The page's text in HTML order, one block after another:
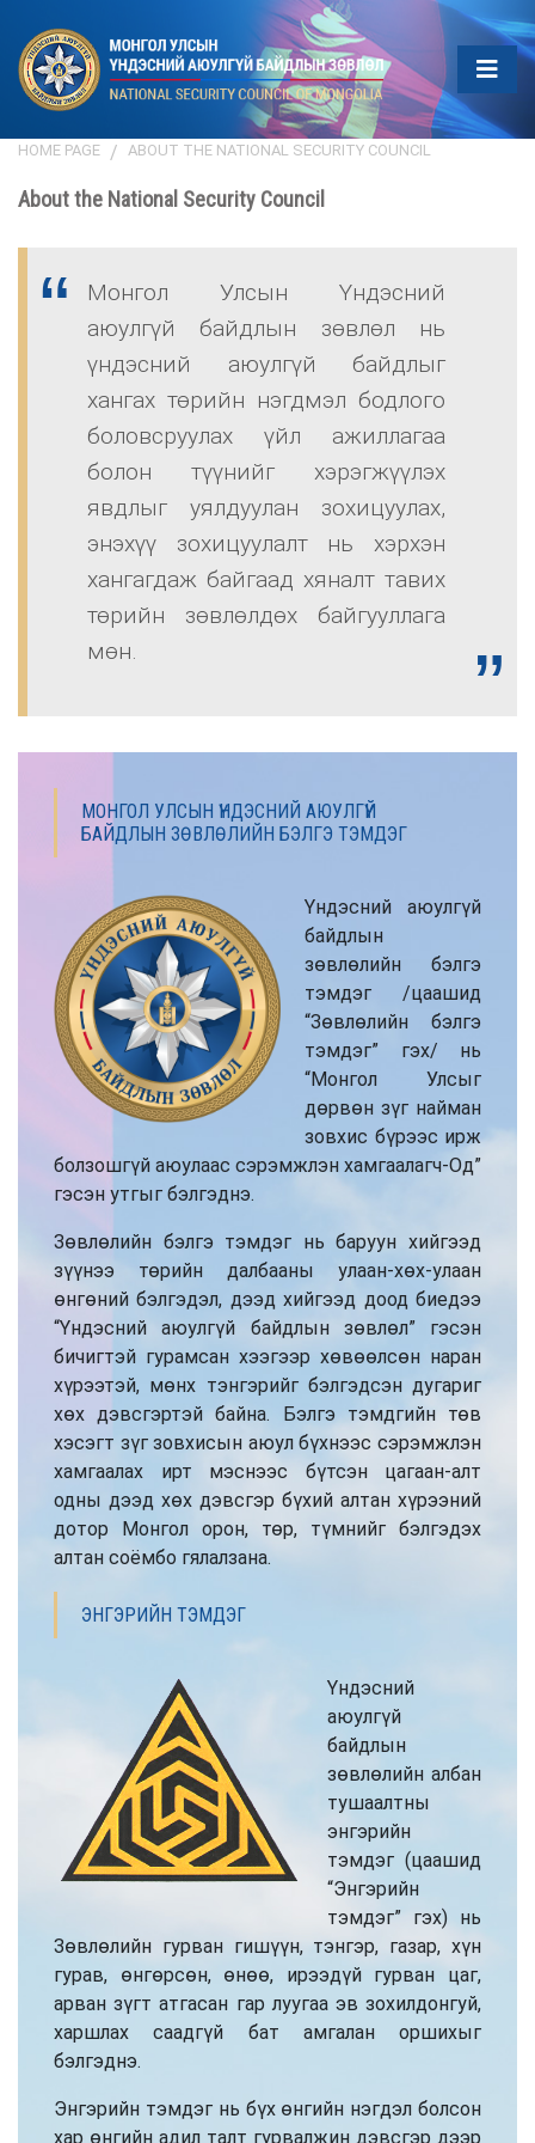
HOME PAGE ABOUT THE NATIONAL SECURITY COUNCIL
About the National Security Council
Монгол Улсын Үндэсний
аюулгүй байдлын зөвлөл нь
үндэсний аюулгүй байдлыг
хангах төрийн нэгдмэл бодлого
боловсруулах үйл ажиллагаа
болон түүнийг хэрэгжүүлэх
явдлыг уялдуулан зохицуулах,
энэхүү зохицуулалт нь хэрхэн
хангагдаж байгаад хяналт тавих
төрийн зөвлөлдөх байгууллага
мөн.
МОНГОЛ УЛСЫН ҮНДЭСНИЙ АЮУЛГҮЙ
БАЙДЛЫН ЗӨВЛӨЛИЙН БЭЛГЭ ТЭМДЭГ
Үндэсний аюулгүй
байдлын
зөвлөлийн бэлгэ
тэмдэг /цаашид
“Зөвлөлийн бэлгэ
тэмдэг” гэх/ нь
“Монгол Улсыг
дөрвөн зүг найман
зовхис бүрээс ирж
болзошгүй аюулаас сэрэмжлэн хамгаалагч-Од”
гэсэн утгыг бэлгэднэ.
Зөвлөлийн бэлгэ тэмдэг нь баруун хийгээд
зүүнээ төрийн далбааны улаан-хөх-улаан
өнгөний бэлгэдэл, дээд хийгээд доод биедээ
“Үндэсний аюулгүй байдлын зөвлөл” гэсэн
бичигтэй гурамсан хээгээр хөвөөлсөн наран
хүрээтэй, мөнх тэнгэрийг бэлгэдсэн дугариг
хөх дэвсгэртэй байна. Бэлгэ тэмдгийн төв
хэсэгт зүг зовхисын аюул бүхнээс сэрэмжлэн
хамгаалах ирт мэснээс бүтсэн цагаан-алт
одны дээд хөх дэвсгэр бүхий алтан хүрээний
дотор Монгол орон, төр, түмнийг бэлгэдэх
алтан соёмбо гялалзана.
ЭНГЭРИЙН ТЭМДЭГ
Үндэсний
аюулгүй
байдлын
зөвлөлийн албан
тушаалтны
энгэрийн
тэмдэг (цаашид
“Энгэрийн
тэмдэг” гэх) нь
Зөвлөлийн гурван гишүүн, тэнгэр, газар, хүн
гурав, өнгөрсөн, өнөө, ирээдүй гурван цаг,
арван зүгт атгасан гар луугаа эв зохилдонгуй,
харшлах саадгүй бат амгалан оршихыг
бэлгэднэ.
Энгэрийн тэмдэг нь бүх өнгийн нэгдэл болсон
хар өнгийн адил талт гурвалжин дэвсгэр дээр